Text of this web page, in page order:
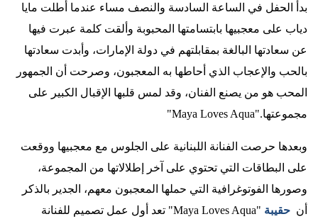
بدأ الحفل في الساعة السادسة والنصف مساء عندما أطلت مايا
دياب على معجبيها بابتسامتها المحبوبة وألقت كلمة عبرت فيها
عن سعادتها البالغة بمقابلتهم في دولة الإمارات، وأبدت سعادتها
بالحب والإعجاب الذي أحاطها به المعجبون، وصرحت أن الجمهور
المحب هو من يصنع الفنان، وقد لمس قلبها الإقبال الكبير على
مجموعتها"Maya Loves Aqua".
وبعدها حرصت الفنانة اللبنانية على الجلوس مع معجبيها ووقعت
على البطاقات التي تحتوي على آخر إطلالاتها من المجموعة،
وصورها الفوتوغرافية التي حملها المعجبون معهم، الجدير بالذكر
أن حقيبة "Maya Loves Aqua" تعد أول عمل تصميم للفنانة